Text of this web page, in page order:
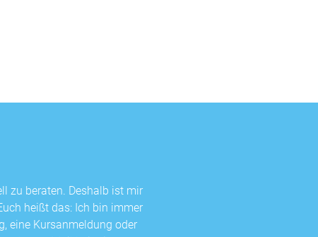
zu beraten. Deshalb ist mir
heißt das: Ich bin immer
eine Kursanmeldung oder